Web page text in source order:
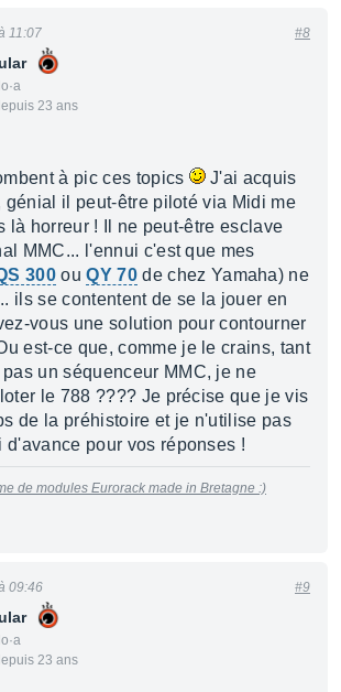
23 ans
11:07 #8
à pic ces topics
J'ai acquis
génial il peut-être piloté via Midi me
là horreur ! Il ne peut-être esclave
MMC... l'ennui c'est que mes
300 ouQY 70de chez Yamaha) ne
ils se contentent de se la jouer en
vous une solution pour contourner
est-ce que, comme je le crains, tant
un séquenceur MMC, je ne
le 788 ???? Je précise que je vis
de la préhistoire et je n'utilise pas
d'avance pour vos réponses !
de modules Eurorack made in Bretagne :)
23 ans
09:46 #9